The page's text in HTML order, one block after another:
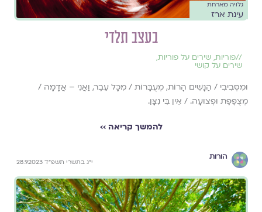
גלויה מארחת
עינת ארז
בעצב תלדי
//פוריות, שירים על פוריות,
שירים על קושי
וּמִסְּבִיבִי / הַנָּשִׁים הָרוֹת, מְעֻבָּרוֹת / מִכָּל עֵבֶר, וַאֲנִי – אֲדָמָה /
מְצֻפֶּפֶת וּפְצוּעָה. / אֵין בִּי נִצָּן.
להמשך קריאה ››
הורות
י״ג בתשרי תשפ״ד 28.9.2023